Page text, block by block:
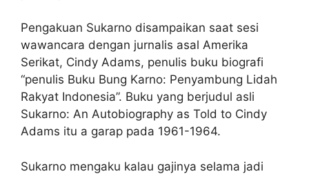
Pengakuan Sukarno disampaikan saat sesi
wawancara dengan jurnalis asal Amerika
Serikat, Cindy Adams, penulis buku biografi
“penulis Buku Bung Karno: Penyambung Lidah
Rakyat Indonesia”. Buku yang berjudul asli
Sukarno: An Autobiography as Told to Cindy
Adams itu a garap pada 1961-1964.
Sukarno mengaku kalau gajinya selama jadi